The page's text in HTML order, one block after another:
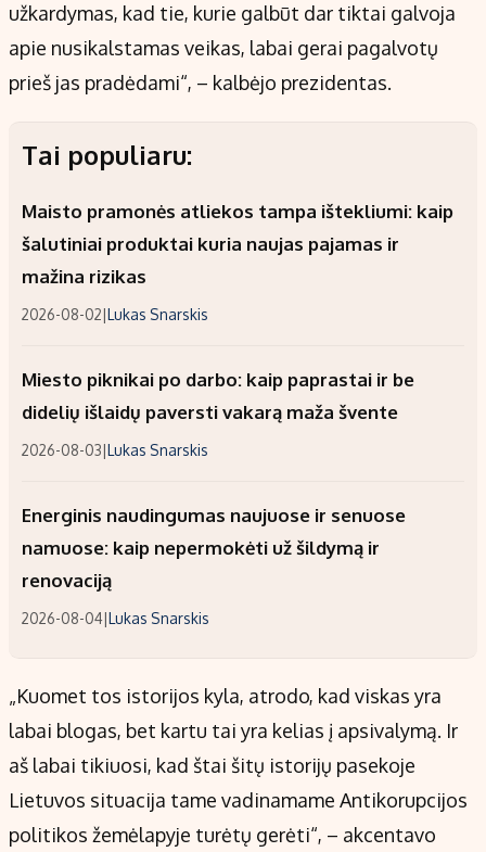
užkardymas, kad tie, kurie galbūt dar tiktai galvoja
apie nusikalstamas veikas, labai gerai pagalvotų
prieš jas pradėdami“, – kalbėjo prezidentas.
Tai populiaru:
Maisto pramonės atliekos tampa ištekliumi: kaip
šalutiniai produktai kuria naujas pajamas ir
mažina rizikas
2026-08-02|Lukas Snarskis
Miesto piknikai po darbo: kaip paprastai ir be
didelių išlaidų paversti vakarą maža švente
2026-08-03|Lukas Snarskis
Energinis naudingumas naujuose ir senuose
namuose: kaip nepermokėti už šildymą ir
renovaciją
2026-08-04|Lukas Snarskis
„Kuomet tos istorijos kyla, atrodo, kad viskas yra
labai blogas, bet kartu tai yra kelias į apsivalymą. Ir
aš labai tikiuosi, kad štai šitų istorijų pasekoje
Lietuvos situacija tame vadinamame Antikorupcijos
politikos žemėlapyje turėtų gerėti“, – akcentavo